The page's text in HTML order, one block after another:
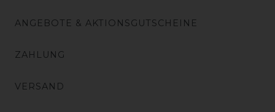
ANGEBOTE & AKTIONSGUTSCHEINE
ZAHLUNG
VERSAND